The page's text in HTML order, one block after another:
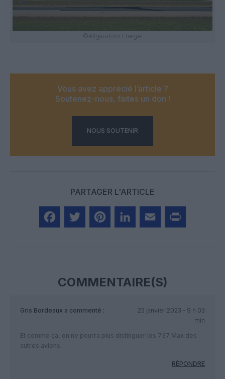
©Allgau-Tom Enegel
Vous avez apprécié l’article ?
Soutenez-nous, faites un don !
NOUS SOUTENIR
PARTAGER L'ARTICLE
COMMENTAIRE(S)
Gris Bordeaux a commenté :
23 janvier 2023 - 9 h 03
min
Et comme ça, on ne pourra plus distinguer les 737 Max des
autres avions…
RÉPONDRE